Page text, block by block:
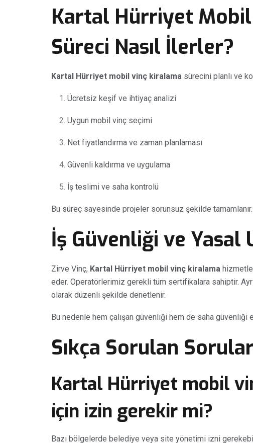
Kartal Hürriyet
Süreci Nasıl İlerler?
Kartal Hürriyet mobil vinç kiralama sürecini planlı ve
Ücretsiz keşif ve ihtiyaç analizi
Uygun mobil vinç seçimi
Net fiyatlandırma ve zaman planlaması
Güvenli kaldırma ve uygulama
İş teslimi ve saha kontrolü
Bu süreç sayesinde projeler sorunsuz şekilde tamamlanır.
İş Güvenliği ve Yasal
Zirve Vinç, Kartal Hürriyet mobil vinç kiralama
eder. Operatörlerimiz gerekli tüm sertifikalara sahiptir.
olarak düzenli şekilde denetlenir.
Bu nedenle hem çalışan güvenliği hem de saha güvenliği
Sıkça Sorulan
Kartal Hürriyet mobil
için izin gerekir mi?
Bazı bölgelerde belediye veya site yönetimi izni